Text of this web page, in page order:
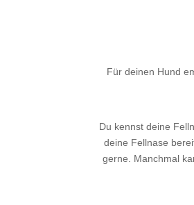
Für deinen Hund
Du kennst deine
deine Fellnase
gerne. Manchmal